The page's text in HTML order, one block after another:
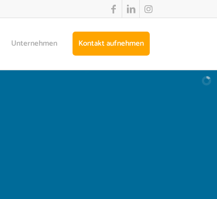
Unternehmen Kontakt aufnehmen